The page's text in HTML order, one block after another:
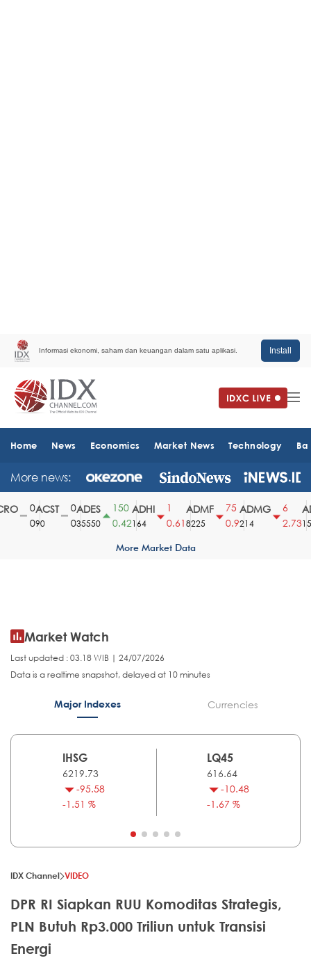
Informasi ekonomi, saham dan keuangan dalam satu aplikasi. Install
Home News Economics Market News Technology
More news:
ACST
90
ADES
35550
150
0.42
ADHI
164
0.61
ADMF
8225
75
0.9
ADMG
214
2.73
More Market Data
Market Watch
Last updated : 03.18 WIB | 24/07/2026
Data is a realtime snapshot, delayed at 10 minutes
Major Indexes Currencies
IHSG
6219.73
-95.58
-1.51 %
LQ45
616.64
-10.48
-1.67 %
IDX Channel VIDEO
DPR RI Siapkan RUU Komoditas Strategis,
PLN Butuh Rp3.000 Triliun untuk Transisi
Energi